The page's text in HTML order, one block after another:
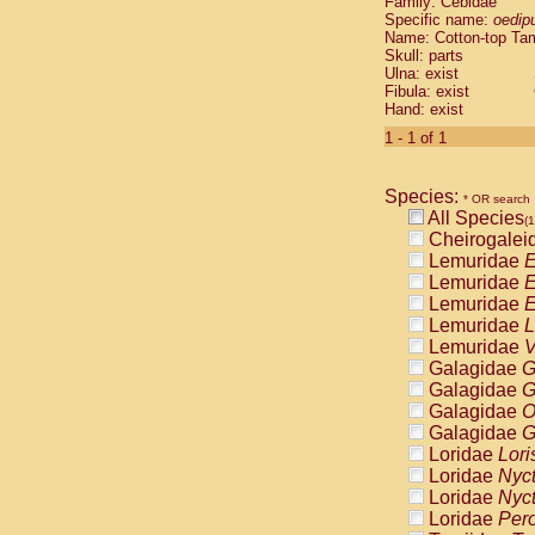
Cebidae
Cebidae
Cebidae
Cebidae
Cebidae
Cebidae
Cebidae
Cebidae
Cebidae
Cebidae
Cebidae
Cebidae
Atelidae
Atelidae
Atelidae
Atelidae
Atelidae
Atelidae
Atelidae
Atelidae
Atelidae
Atelidae
Pitheciidae
Specific name:
Name: Cotton-top
Skull: parts
Ulna: exist
Fibula: exist
Hand: exist
1 - 1 of 1
Species: * OR search
All Species
Lemuridae
Lemuridae
Lemuridae
Lemuridae
Lemuridae
Galagidae
Galagidae
Galagidae
Galagidae
Loridae
Loridae
Loridae
Loridae